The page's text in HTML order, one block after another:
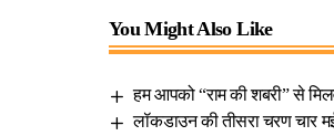
You Might Also Like
हम आपको “राम की शबरी” से
लॉकडाउन की तीसरा चरण चार